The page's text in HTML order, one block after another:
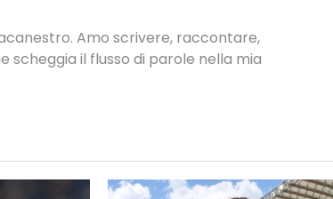
Amo scrivere, raccontare,
il flusso di parole nella mia